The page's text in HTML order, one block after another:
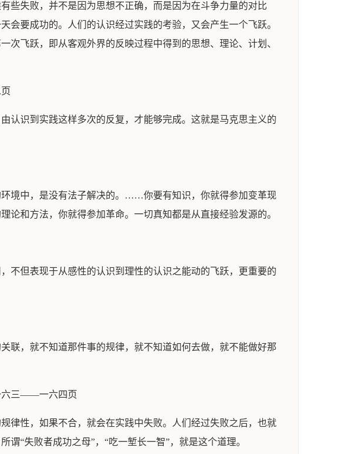
些失败，并不是因为思想不正确，而是因为在斗争力量的对比
会要成功的。人们的认识经过实践的考验，又会产生一个飞跃。
飞跃，即从客观外界的反映过程中得到的思想、理论、计划、
认识到实践这样多次的反复，才能够完成。这就是马克思主义的
境中，是没有法子解决的。……你要有知识，你就得参加变革现
和方法，你就得参加革命。一切真知都是从直接经验发源的。
不但表现于从感性的认识到理性的认识之能动的飞跃，更重要的
联，就不知道那件事的规律，就不知道如何去做，就不能做好那
六三——一六四页
律性，如果不合，就会在实践中失败。人们经过失败之后，也就
“失败者成功之母”，“吃一堑长一智”，就是这个道理。